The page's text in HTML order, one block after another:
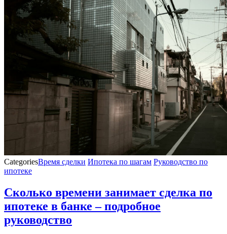
CategoriesВремя сделки Ипотека по шагам Руководство по
ипотеке
Сколько времени занимает сделка по
ипотеке в банке – подробное
руководство